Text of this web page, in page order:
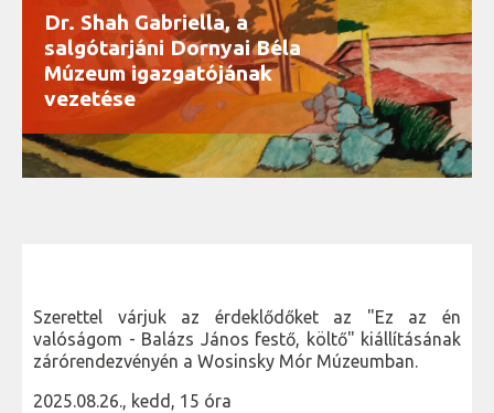
Dr. Shah Gabriella, a
salgótarjáni Dornyai Béla
Múzeum igazgatójának
vezetése
Szerettel várjuk az érdeklődőket az "Ez az én
valóságom - Balázs János festő, költő" kiállításának
zárórendezvényén a Wosinsky Mór Múzeumban.
2025.08.26., kedd, 15 óra